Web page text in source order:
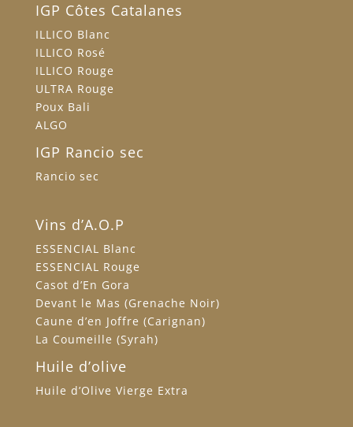
IGP Côtes Catalanes
ILLICO Blanc
ILLICO Rosé
ILLICO Rouge
ULTRA Rouge
Poux Bali
ALGO
IGP Rancio sec
Rancio sec
Vins d’A.O.P
ESSENCIAL Blanc
ESSENCIAL Rouge
Casot d’En Gora
Devant le Mas (Grenache Noir)
Caune d’en Joffre (Carignan)
La Coumeille (Syrah)
Huile d’olive
Huile d’Olive Vierge Extra